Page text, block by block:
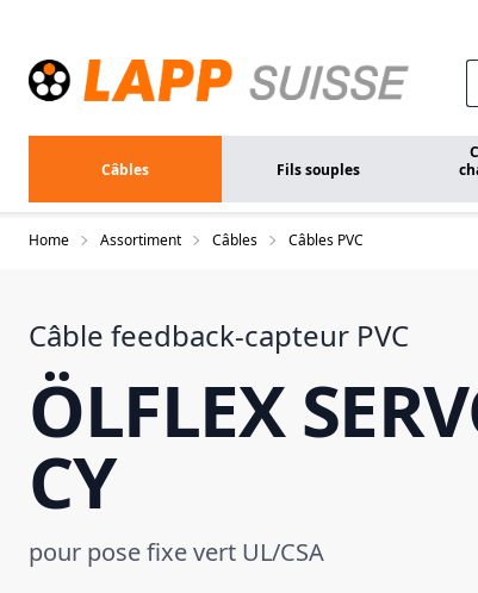
Câbles Fils souples
Home Assortiment Câbles Câbles PVC
Câble feedback-capteur PVC
ÖLFLEX
CY
pour pose fixe vert UL/CSA